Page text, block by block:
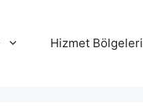
Hizmet Bölgeleri